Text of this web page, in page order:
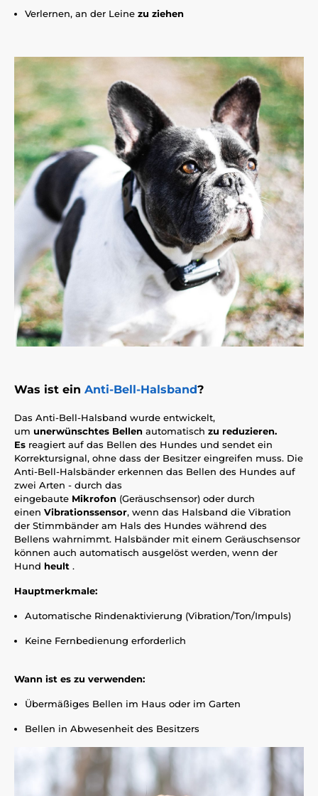
Verlernen, an der Leine zu ziehen
Was ist ein Anti-Bell-Halsband?
Das Anti-Bell-Halsband wurde entwickelt,
um unerwünschtes Bellen automatisch zu reduzieren.
Es reagiert auf das Bellen des Hundes und sendet ein
Korrektursignal, ohne dass der Besitzer eingreifen muss. Die
Anti-Bell-Halsbänder erkennen das Bellen des Hundes auf
zwei Arten - durch das
eingebaute Mikrofon (Geräuschsensor) oder durch
einen Vibrationssensor, wenn das Halsband die Vibration
der Stimmbänder am Hals des Hundes während des
Bellens wahrnimmt. Halsbänder mit einem Geräuschsensor
können auch automatisch ausgelöst werden, wenn der
Hund heult .
Hauptmerkmale:
Automatische Rindenaktivierung (Vibration/Ton/Impuls)
Keine Fernbedienung erforderlich
Wann ist es zu verwenden:
Übermäßiges Bellen im Haus oder im Garten
Bellen in Abwesenheit des Besitzers